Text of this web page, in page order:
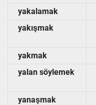
yakalamak
yakışmak
yakmak
yalan söylemek
yanaşmak